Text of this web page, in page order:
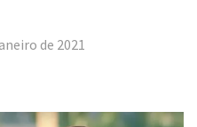
de 2021